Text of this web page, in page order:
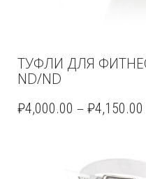
ТУФЛИ ДЛЯ
ND/ND
₽4,000.00 – ₽4,150.00